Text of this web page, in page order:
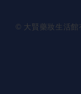
© 大賢藥妝生活館